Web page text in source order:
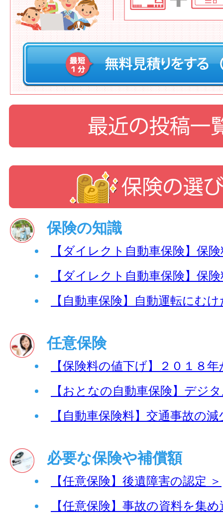
保険の知識
【ダイレクト自動車保険】保
【ダイレクト自動車保険】保
【自動車保険】自動運転にむ
任意保険
【保険料の値下げ】２０１８
【おとなの自動車保険】デジ
【自動車保険料】交通事故の
必要な保険や補償額
【任意保険】後遺障害の認定 ＞
【任意保険】事故の資料を集